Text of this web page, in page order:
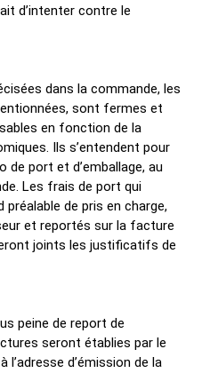
d’intenter contre le
dans la commande, les
sont fermes et
en fonction de la
Ils s’entendent pour
port et d’emballage, au
Les frais de port qui
préalable de pris en charge,
et reportés sur la facture
joints les justificatifs de
peine de report de
seront établies par le
l’adresse d’émission de la